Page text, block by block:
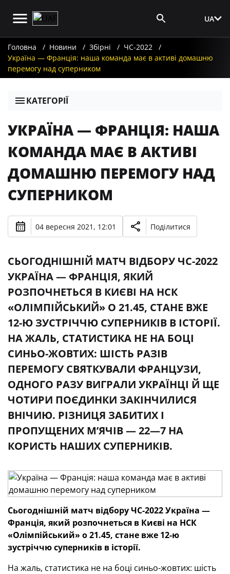
UA
Головна Новини Збірні
ЧС-2022
Україна — Франція: наша команда має в активі домашню
перемогу над суперником
КАТЕГОРІЇ
УКРАЇНА — ФРАНЦІЯ: НАША
КОМАНДА МАЄ В АКТИВІ
ДОМАШНЮ ПЕРЕМОГУ НАД
СУПЕРНИКОМ
04 вересня 2021, 12:01 Поділитися
СЬОГОДНІШНІЙ МАТЧ ВІДБОРУ ЧС-2022
УКРАЇНА — ФРАНЦІЯ, ЯКИЙ
РОЗПОЧНЕТЬСЯ В КИЄВІ НА НСК
«ОЛІМПІЙСЬКИЙ» О 21.45, СТАНЕ ВЖЕ
12-Ю ЗУСТРІЧЧЮ СУПЕРНИКІВ В ІСТОРІЇ.
НА ЖАЛЬ, СТАТИСТИКА НЕ НА БОЦІ
СИНЬО-ЖОВТИХ: ШІСТЬ РАЗІВ
ПЕРЕМОГУ СВЯТКУВАЛИ ФРАНЦУЗИ,
ОДНОГО РАЗУ ВИГРАЛИ УКРАЇНЦІ Й ЩЕ
ЧОТИРИ ПОЄДИНКИ ЗАКІНЧИЛИСЯ
ВНІЧИЮ. РІЗНИЦЯ ЗАБИТИХ І
ПРОПУЩЕНИХ М’ЯЧІВ — 22—7 НА
КОРИСТЬ НАШИХ СУПЕРНИКІВ.
Сьогоднішній матч відбору ЧС-2022 Україна —
Франція, який розпочнеться в Києві на НСК
«Олімпійський» о 21.45, стане вже 12-ю
зустріччю суперників в історії.
На жаль, статистика не на боці синьо-жовтих: шість